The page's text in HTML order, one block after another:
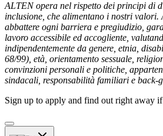
ALTEN opera nel rispetto dei principi di
inclusione, che alimentano i nostri valori.
abbattere ogni barriera e pregiudizio,
lavoro accessibile ed accogliente,
indipendentemente da genere, etnia,
68/99), età, orientamento sessuale,
convinzioni personali e politiche,
sindacali, responsabilità familiari e back-
Sign up to apply and find out right away